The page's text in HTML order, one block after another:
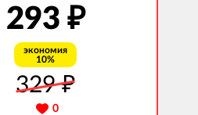
293 ₽
экономия
10%
329₽
0